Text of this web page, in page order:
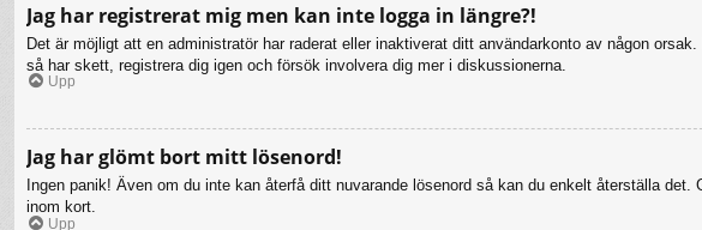
Jag har registrerat mig men kan inte logga in längre?!
Det är möjligt att en administratör har raderat eller inaktiverat ditt användarkonto av någon
så har skett, registrera dig igen och försök involvera dig mer i diskussionerna.
Upp
Jag har glömt bort mitt lösenord!
Ingen panik! Även om du inte kan återfå ditt nuvarande lösenord så kan du enkelt återställa
inom kort.
Upp